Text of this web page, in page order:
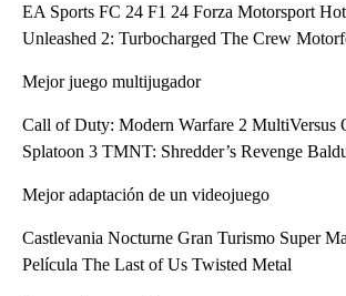
EA Sports FC 24 F1 24 Forza Motorsport
Unleashed 2: Turbocharged The Crew
Mejor juego multijugador
Call of Duty: Modern Warfare 2 MultiVersus
Splatoon 3 TMNT: Shredder’s Revenge
Mejor adaptación de un videojuego
Castlevania Nocturne Gran Turismo Super
Película The Last of Us Twisted Metal